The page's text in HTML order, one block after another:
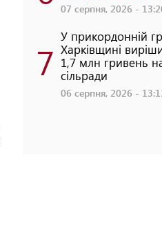
07 серпня, 2026 -
7
У прикордонній
Харківщині
1,7 млн гривень
сільради
06 серпня, 2026 -